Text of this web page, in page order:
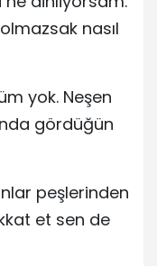
olmazsak nasıl
yok. Neşen
gördüğün
peşlerinden
et sen de